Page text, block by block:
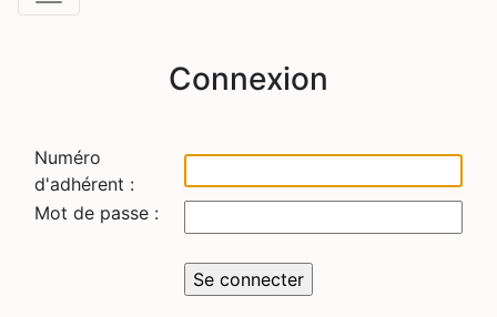
Connexion
Numéro
d'adhérent :
Mot de passe :